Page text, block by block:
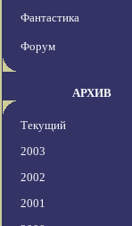
Фантастика
Форум
АРХИВ
Текущий
2003
2002
2001